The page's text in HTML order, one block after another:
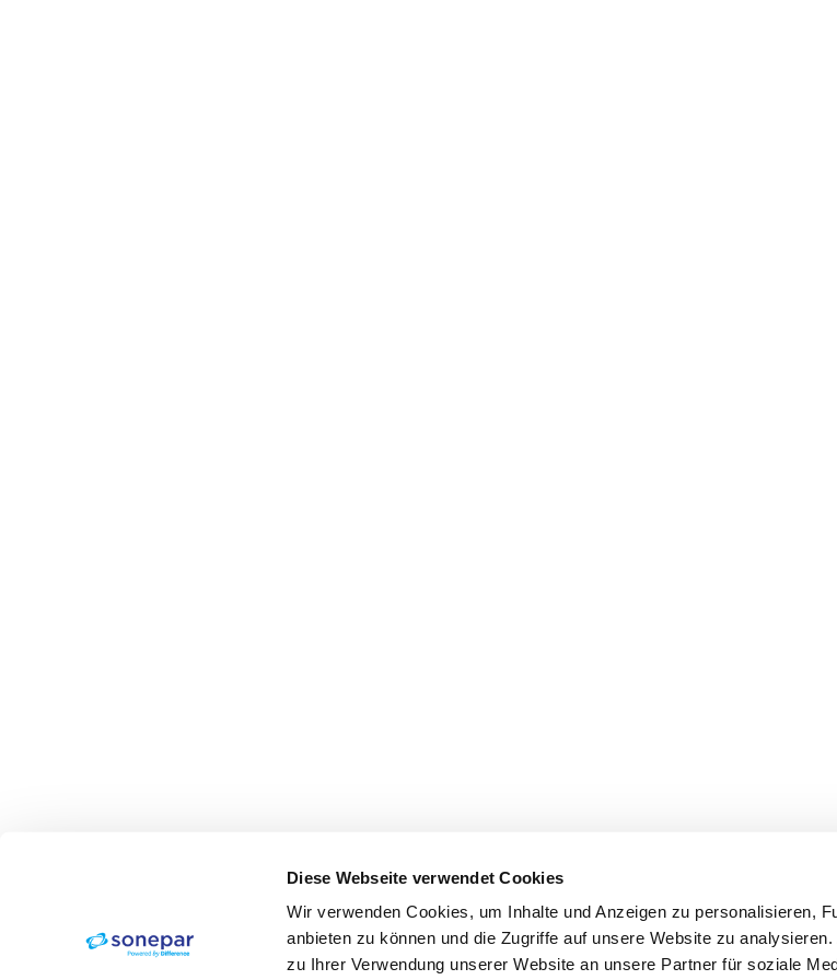
Diese Webseite verwendet Cookies
Wir verwenden Cookies, um Inhalte und Anzeigen zu personalisieren,
anbieten zu können und die Zugriffe auf unsere Website zu
zu Ihrer Verwendung unserer Website an unsere Partner für soziale